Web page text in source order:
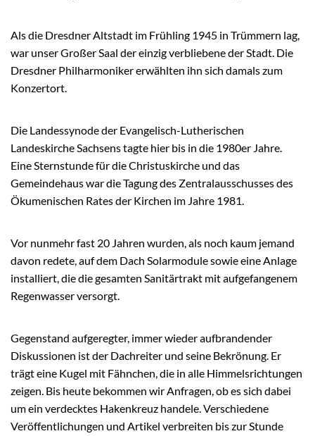
Als die Dresdner Altstadt im Frühling 1945 in Trümmern lag,
war unser Großer Saal der einzig verbliebene der Stadt. Die
Dresdner Philharmoniker erwählten ihn sich damals zum
Konzertort.
Die Landessynode der Evangelisch-Lutherischen
Landeskirche Sachsens tagte hier bis in die 1980er Jahre.
Eine Sternstunde für die Christuskirche und das
Gemeindehaus war die Tagung des Zentralausschusses des
Ökumenischen Rates der Kirchen im Jahre 1981.
Vor nunmehr fast 20 Jahren wurden, als noch kaum jemand
davon redete, auf dem Dach Solarmodule sowie eine Anlage
installiert, die die gesamten Sanitärtrakt mit aufgefangenem
Regenwasser versorgt.
Gegenstand aufgeregter, immer wieder aufbrandender
Diskussionen ist der Dachreiter und seine Bekrönung. Er
trägt eine Kugel mit Fähnchen, die in alle Himmelsrichtungen
zeigen. Bis heute bekommen wir Anfragen, ob es sich dabei
um ein verdecktes Hakenkreuz handele. Verschiedene
Veröffentlichungen und Artikel verbreiten bis zur Stunde